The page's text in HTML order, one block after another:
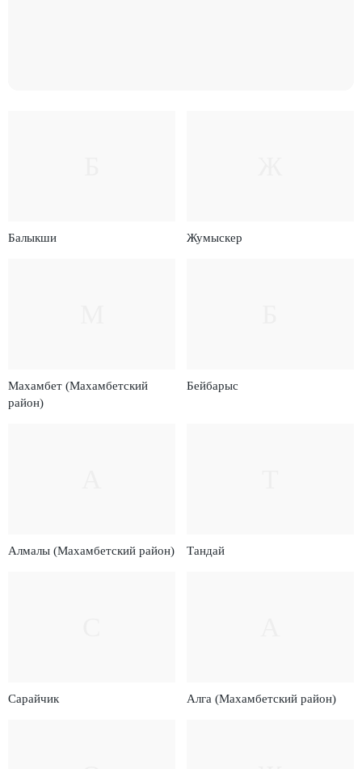
Балыкши Жумыскер
Махамбет (Махамбетский
район)
Бейбарыс
Алмалы (Махамбетский район) Тандай
Сарайчик Алга (Махамбетский район)